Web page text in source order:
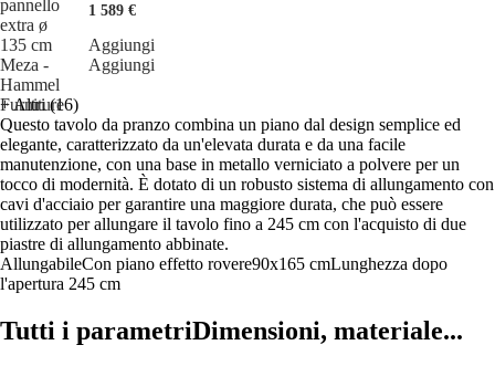
1 589 €
Aggiungi
Aggiungi
+Altri (16)
Questo tavolo da pranzo combina un piano dal design semplice ed
elegante, caratterizzato da un'elevata durata e da una facile
manutenzione, con una base in metallo verniciato a polvere per un
tocco di modernità. È dotato di un robusto sistema di allungamento con
cavi d'acciaio per garantire una maggiore durata, che può essere
utilizzato per allungare il tavolo fino a 245 cm con l'acquisto di due
piastre di allungamento abbinate.
AllungabileCon piano effetto rovere90x165 cmLunghezza dopo
l'apertura 245 cm
Tutti i parametriDimensioni, materiale...